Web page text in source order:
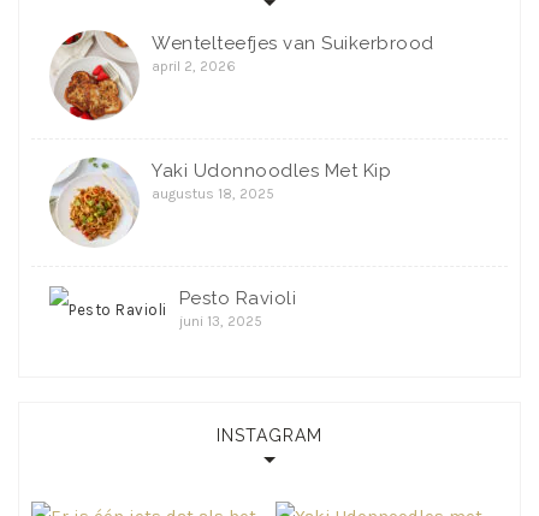
Wentelteefjes van Suikerbrood
april 2, 2026
Yaki Udonnoodles Met Kip
augustus 18, 2025
Pesto Ravioli
juni 13, 2025
INSTAGRAM